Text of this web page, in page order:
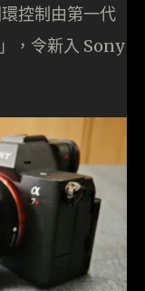
控制由第一代
，令新入 Sony